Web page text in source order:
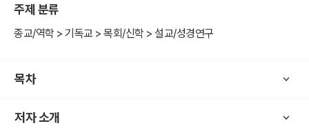
같은 책은 아니다. 하나님이 인류에게 꼭 전하고자 하는 메시지가 담긴
책이다. 이에 독자인 우리가 성경을 읽을 때에도 성경 저자가 말하고자
꼭 우리가 집고 넘어가야할 내용들에 대해서 관심을 가지고자 한다. 특
고 그것을 출발점으로 삼아 본문자체의 세밀한 이해, 본문 상호간의 연
주제 분류
종교/역학 > 기독교 > 목회/신학 > 설교/성경연구
목차
저자 소개